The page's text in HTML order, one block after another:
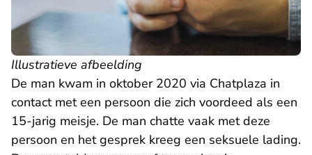
Illustratieve afbeelding
De man kwam in oktober 2020 via Chatplaza in
contact met een persoon die zich voordeed als een
15-jarig meisje. De man chatte vaak met deze
persoon en het gesprek kreeg een seksuele lading.